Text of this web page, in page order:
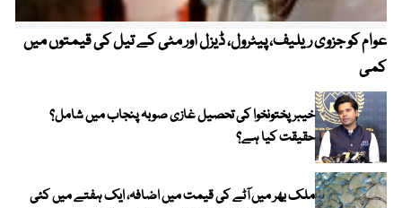
عوام کو جزوی ریلیف، پیٹرول، ڈیزل اور مٹی کے تیل کی قیمتوں میں
کمی
خیبر پختونخوا کی تحصیل غازی صوبہ پنجاب میں شامل؟
حقیقت کیا ہے؟
ملک بھر میں آٹے کی قیمت میں اضافہ، ایک ہفتے میں کئی